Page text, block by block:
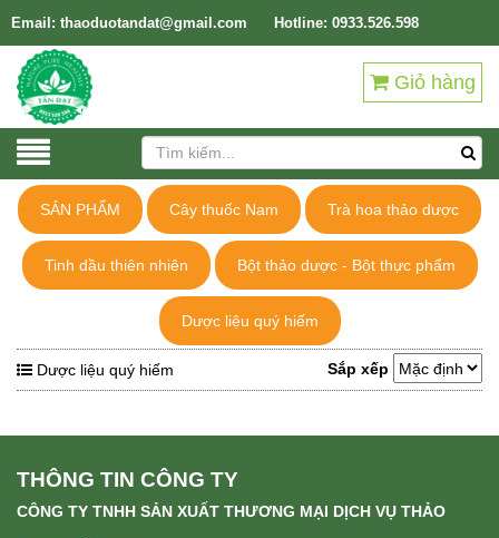
Email: thaoduotandat@gmail.com Hotline: 0933.526.598
Giỏ hàng
SẢN PHẨM Cây thuốc Nam Trà hoa thảo dược
Tinh dầu thiên nhiên Bột thảo dược - Bột thực phẩm
Dược liệu quý hiếm
Dược liệu quý hiếm Sắp xếp
THÔNG TIN CÔNG TY
CÔNG TY TNHH SẢN XUẤT THƯƠNG MẠI DỊCH VỤ THẢO